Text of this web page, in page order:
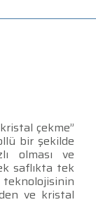
çekme”
bir şekilde
olması ve
saflıkta tek
ve kristal